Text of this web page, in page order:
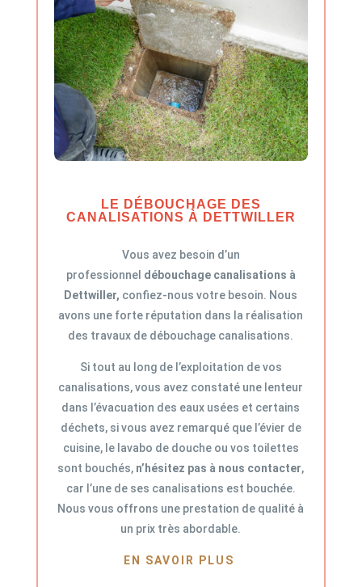
LE DÉBOUCHAGE DES
CANALISATIONS À DETTWILLER
Vous avez besoin d’un
professionnel débouchage canalisations à
Dettwiller, confiez-nous votre besoin. Nous
avons une forte réputation dans la réalisation
des travaux de débouchage canalisations.
Si tout au long de l’exploitation de vos
canalisations, vous avez constaté une lenteur
dans l’évacuation des eaux usées et certains
déchets, si vous avez remarqué que l’évier de
cuisine, le lavabo de douche ou vos toilettes
sont bouchés, n’hésitez pas à nous contacter,
car l’une de ses canalisations est bouchée.
Nous vous offrons une prestation de qualité à
un prix très abordable.
EN SAVOIR PLUS